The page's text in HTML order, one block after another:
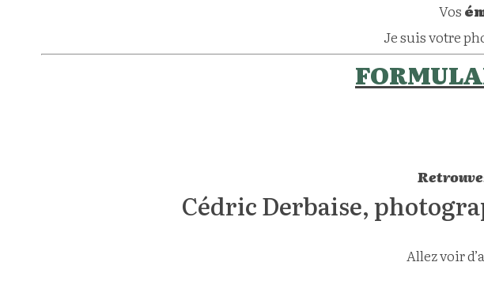
Vos
Je suis votre
Cédric Derbaise,
Allez voir